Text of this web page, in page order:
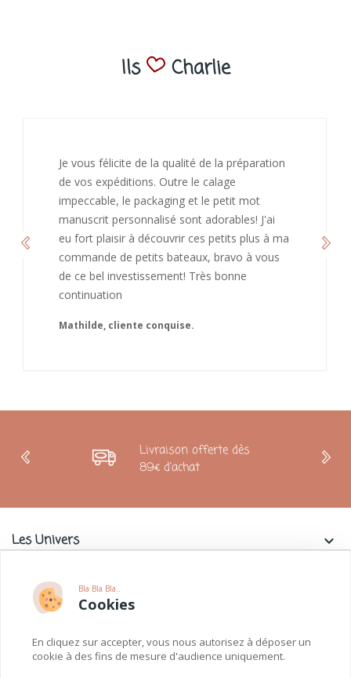
Bla Bla Bla..
Cookies
En cliquez sur accepter, vous nous autorisez à déposer un
cookie à des fins de mesure d'audience uniquement.
Ils Charlie
de la qualité de la préparation
Outre le calage
le packaging et le petit mot
personnalisé sont adorables! J'ai
à découvrir ces petits plus à ma
de petits bateaux, bravo à vous
investissement! Très bonne
cliente conquise.
Caroline
Livraison offerte dès
89€ d'achat
Les Univers
keyboard_arrow_down
Charlie & La Petite Souris
Informations
Paiements